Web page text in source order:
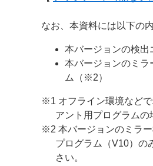
なお、本資料には以下の
本バージョンの検
本バージョンのミラ
ム（※2）
※1 オフライン環境などで
アント用プログラム
※2 本バージョンのミラ
プログラム（V10）の
さい。